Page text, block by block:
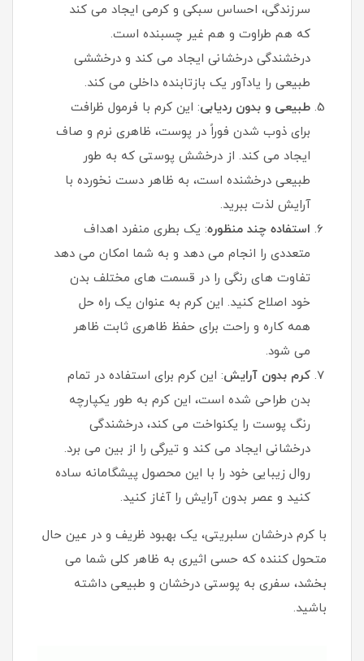
سرزندگی، احساس سبکی و کرمی ایجاد می کند
که هم طراوت و هم غیر چسبنده است.
درخشندگی درخشانی ایجاد می کند و درخششی
طبیعی را یادآور یک بازتابنده داخلی می کند.
طبیعی و بدون ردیابی: این کرم با فرمول ظرافت
برای ذوب شدن فوراً در پوست، ظاهری نرم و صاف
ایجاد می کند. از درخشش پوستی که به طور
طبیعی درخشنده است، به ظاهر دست نخورده با
آرایش لذت ببرید.
استفاده چند منظوره: یک بطری منفرد اهداف
متعددی را انجام می دهد و به شما امکان می دهد
تفاوت های رنگی را در قسمت های مختلف بدن
خود اصلاح کنید. این کرم به عنوان یک راه حل
همه کاره و راحت برای حفظ ظاهری ثابت ظاهر
می شود.
کرم بدون آرایش: این کرم برای استفاده در تمام
بدن طراحی شده است، این کرم به طور یکپارچه
رنگ پوست را یکنواخت می کند، درخشندگی
درخشانی ایجاد می کند و تیرگی را از بین می برد.
روال زیبایی خود را با این محصول پیشگامانه ساده
کنید و عصر بدون آرایش را آغاز کنید.
با کرم درخشان سلبریتی، یک بهبود ظریف و در عین حال
متحول کننده که حسی اثیری به ظاهر کلی شما می
بخشد، سفری به پوستی درخشان و طبیعی داشته
باشید.